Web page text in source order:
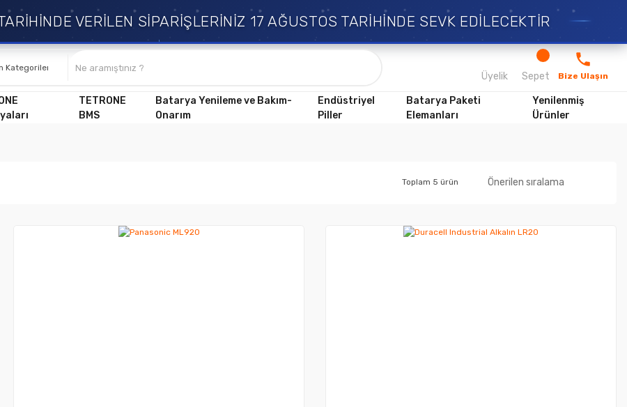
VERİLEN SİPARİŞLERİNİZ 17 AĞUSTOS TARİHİNDE SEVK EDİLECEKTİR
Üyelik Sepet Bize Ulaşın
TETRONE
BMS
Batarya Yenileme ve Bakım-
Onarım
Endüstriyel
Piller
Batarya Paketi
Elemanları
Yenilenmiş
Ürünler
Toplam 5 ürün